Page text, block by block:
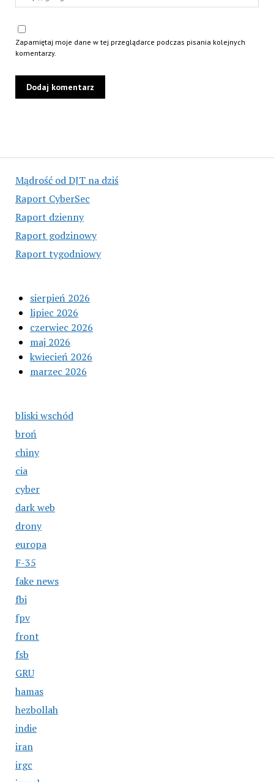
Mądrość od DJT na dziś
Raport CyberSec
Raport dzienny
Raport godzinowy
Raport tygodniowy
sierpień 2026
lipiec 2026
czerwiec 2026
maj 2026
kwiecień 2026
marzec 2026
bliski wschód
broń
chiny
cia
cyber
dark web
drony
europa
F-35
fake news
fbi
fpv
front
fsb
GRU
hamas
hezbollah
indie
iran
irgc
Zapamiętaj moje dane w tej przeglądarce podczas pisania kolejnych
komentarzy.